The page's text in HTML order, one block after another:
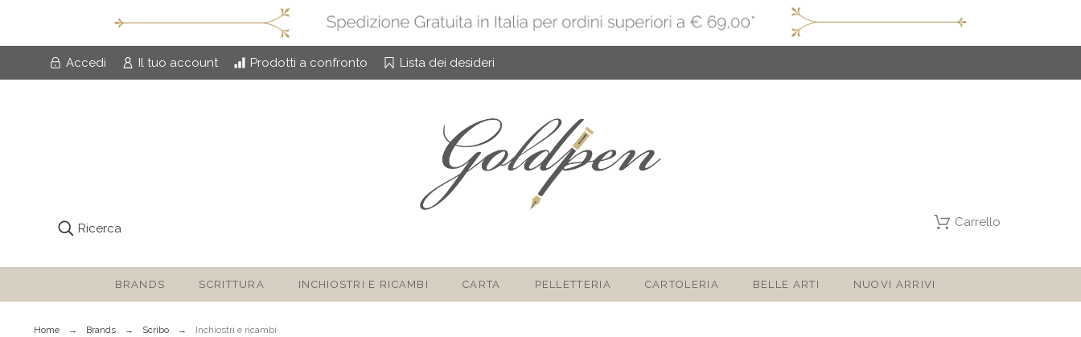
Accedi Il tuo account Prodotti a confronto Lista dei desideri
Ricerca Carrello
BRANDS SCRITTURA INCHIOSTRI E RICAMBI CARTA PELLETTERIA CARTOLERIA BELLE ARTI NUOVI ARRIVI
Home Brands Scribo Inchiostri e ricambi